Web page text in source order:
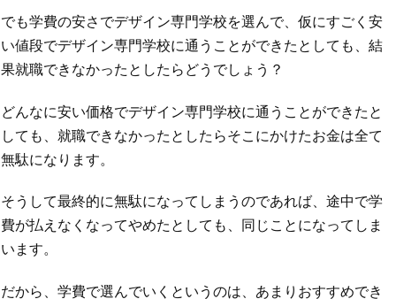
でも学費の安さでデザイン専門学校を選んで、仮にすごく安
い値段でデザイン専門学校に通うことができたとしても、結
果就職できなかったとしたらどうでしょう？
どんなに安い価格でデザイン専門学校に通うことができたと
しても、就職できなかったとしたらそこにかけたお金は全て
無駄になります。
そうして最終的に無駄になってしまうのであれば、途中で学
費が払えなくなってやめたとしても、同じことになってしま
います。
だから、学費で選んでいくというのは、あまりおすすめでき